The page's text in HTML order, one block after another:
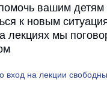
вашим
к новым
лекциях мы
на лекции